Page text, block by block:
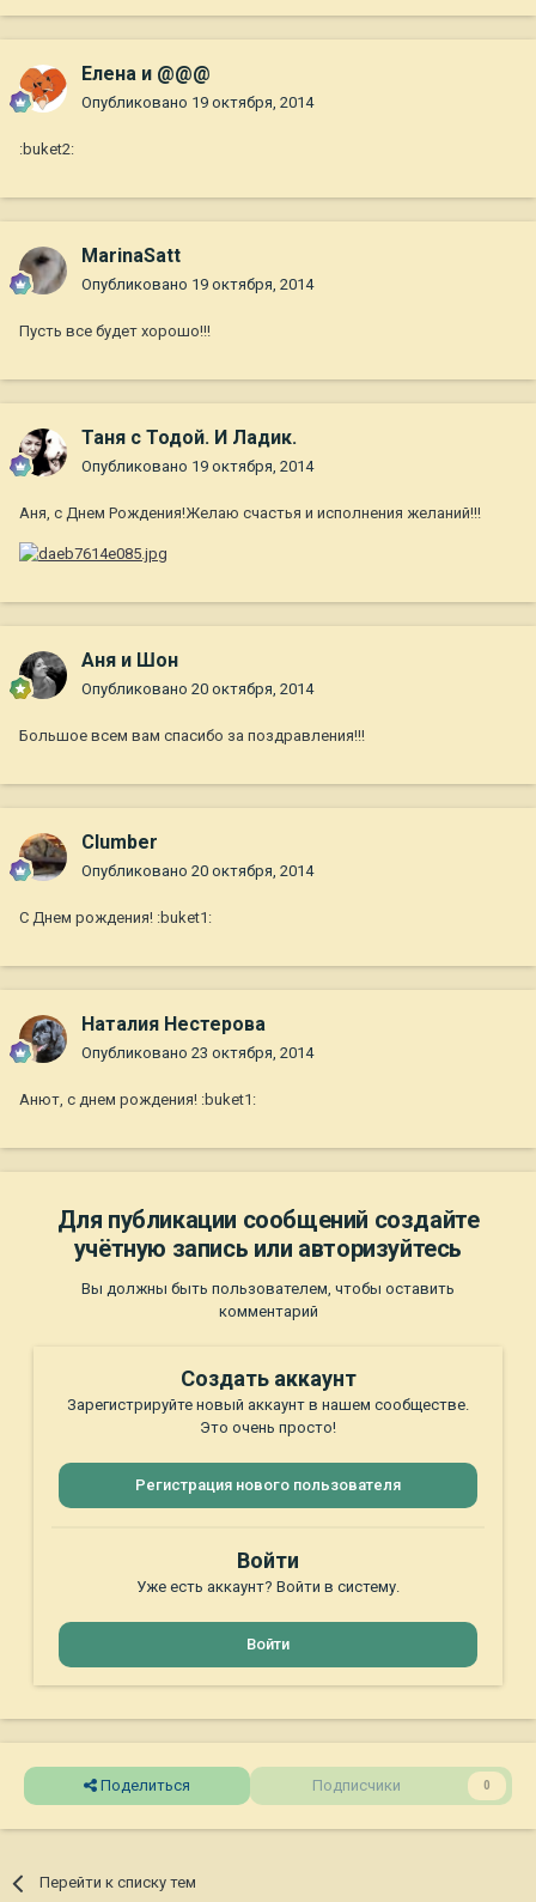
Елена и @@@
Опубликовано 19 октября, 2014
:buket2:
MarinaSatt
Опубликовано 19 октября, 2014
Пусть все будет хорошо!!!
Таня с Тодой. И Ладик.
Опубликовано 19 октября, 2014
Аня, с Днем Рождения!Желаю счастья и исполнения желаний!!!
Аня и Шон
Опубликовано 20 октября, 2014
Большое всем вам спасибо за поздравления!!!
Clumber
Опубликовано 20 октября, 2014
С Днем рождения! :buket1:
Наталия Нестерова
Опубликовано 23 октября, 2014
Анют, с днем рождения! :buket1:
Для публикации сообщений создайте
учётную запись или авторизуйтесь
Вы должны быть пользователем, чтобы оставить
комментарий
Создать аккаунт
Зарегистрируйте новый аккаунт в нашем сообществе.
Это очень просто!
Регистрация нового пользователя
Войти
Уже есть аккаунт? Войти в систему.
Войти
Поделиться Подписчики 0
Перейти к списку тем